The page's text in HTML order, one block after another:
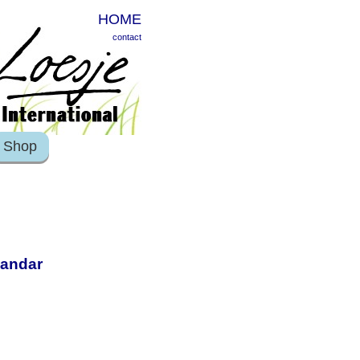
HOME
contact
Shop